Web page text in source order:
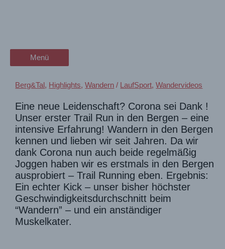
Menü
Menü
Steeg
Berg&Tal , Highlights,Wandern / LaufSport,Wandervideos
Eine neue Leidenschaft? Corona sei Dank !
Unser erster Trail Run in den Bergen – eine
intensive Erfahrung! Wandern in den Bergen
kennen und lieben wir seit Jahren. Da wir
dank Corona nun auch beide regelmäßig
Joggen haben wir es erstmals in den Bergen
ausprobiert – Trail Running eben. Ergebnis:
Ein echter Kick – unser bisher höchster
Geschwindigkeitsdurchschnitt beim
“Wandern” – und ein anständiger
Muskelkater.